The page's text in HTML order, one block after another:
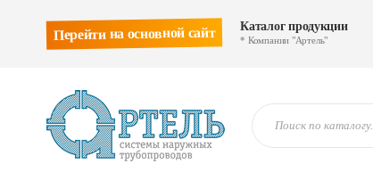
Перейти на основной сайт Каталог продукции
* Компании "Артель"